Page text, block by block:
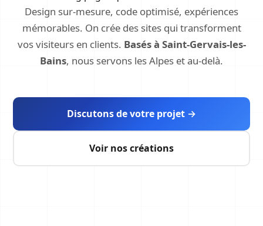
Design sur-mesure, code optimisé, expériences
mémorables. On crée des sites qui transforment
vos visiteurs en clients. Basés à Saint-Gervais-les-
Bains, nous servons les Alpes et au-delà.
Discutons de votre projet →
Voir nos créations